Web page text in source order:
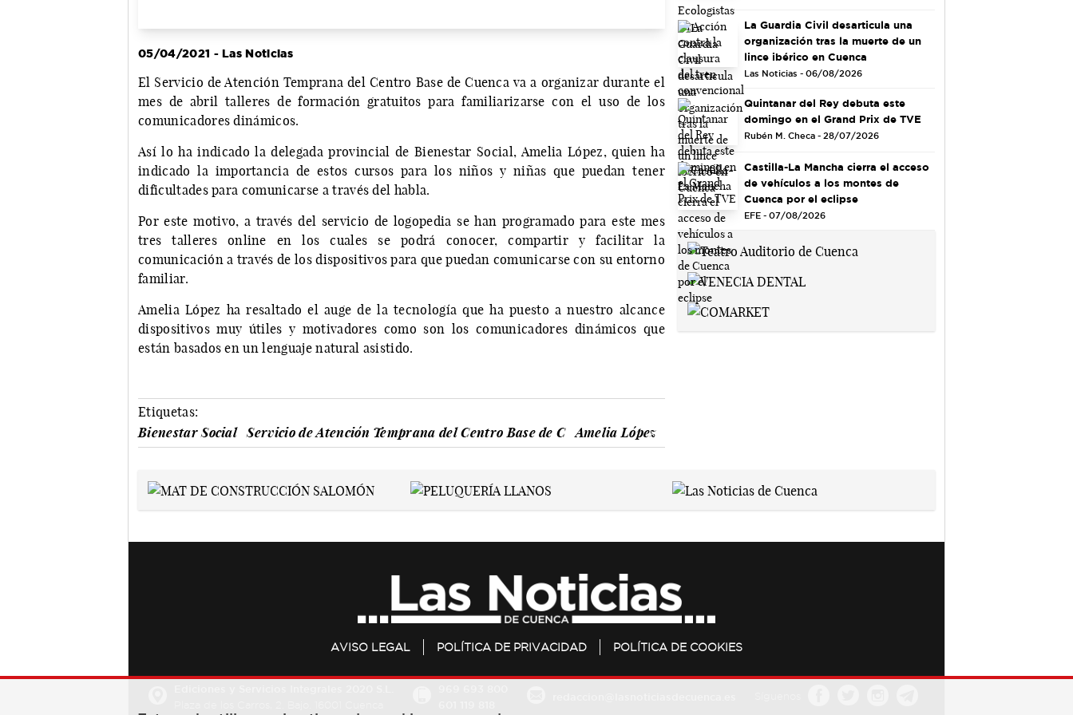
05/04/2021 - Las Noticias
El Servicio de Atención Temprana del Centro Base de Cuenca va a organizar durante el
mes de abril talleres de formación gratuitos para familiarizarse con el uso de los
comunicadores dinámicos.
Así lo ha indicado la delegada provincial de Bienestar Social, Amelia López, quien ha
indicado la importancia de estos cursos para los niños y niñas que puedan tener
dificultades para comunicarse a través del habla.
Por este motivo, a través del servicio de logopedia se han programado para este mes
tres talleres online en los cuales se podrá conocer, compartir y facilitar la
comunicación a través de los dispositivos para que puedan comunicarse con su entorno
familiar.
Amelia López ha resaltado el auge de la tecnología que ha puesto a nuestro alcance
dispositivos muy útiles y motivadores como son los comunicadores dinámicos que
están basados en un lenguaje natural asistido.
Etiquetas:
Bienestar Social
Servicio de Atención Temprana del Centro Base de C Amelia López
La Guardia Civil desarticula una
organización tras la muerte de un
lince ibérico en Cuenca
Las Noticias - 06/08/2026
Quintanar del Rey debuta este
domingo en el Grand Prix de TVE
Rubén M. Checa - 28/07/2026
Castilla-La Mancha cierra el acceso
de vehículos a los montes de
Cuenca por el eclipse
EFE - 07/08/2026
AVISO LEGAL POLÍTICA DE PRIVACIDAD POLÍTICA DE COOKIES